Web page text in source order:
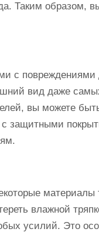
Таким образом,
с
вид даже
вы можете
защитными
материалы
влажной
усилий. Это